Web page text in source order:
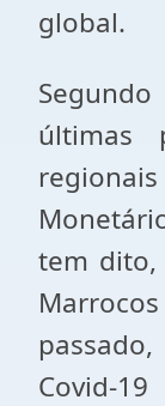
global.
últimas
tem dito,
Covid-